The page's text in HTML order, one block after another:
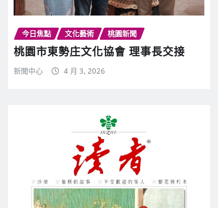
今日焦點 文化藝術 桃園新聞
桃園市東勢庄文化協會 理事長交接
新聞中心 4 月 3, 2026